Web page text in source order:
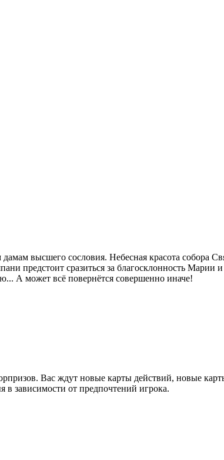
высшего сословия. Небесная красота собора
предстоит сразиться за благосклонность
А может всё повернётся совершенно иначе!
Вас ждут новые карты действий, новые
зависимости от предпочтений игрока.